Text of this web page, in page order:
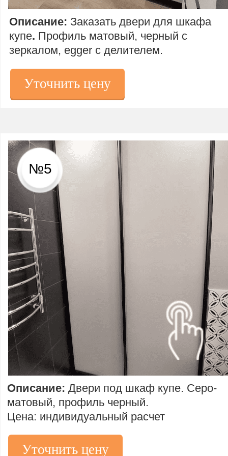
Описание: Двери под шкаф купе. Серо-
матовый, профиль черный.
Цена: индивидуальный расчет
№5
Описание: Заказать двери для шкафа
купе. Профиль матовый, черный с
зеркалом, egger с делителем.
Уточнить цену
Уточнить цену